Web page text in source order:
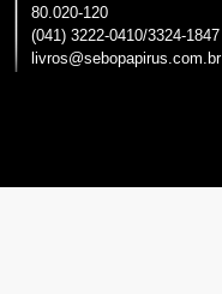
80.020-120
(041) 3222-0410/3324-1847
livros@sebopapirus.com.br